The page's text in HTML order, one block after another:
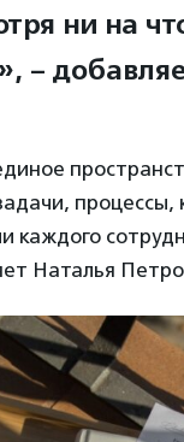
ни на
–
каждого
Наталья